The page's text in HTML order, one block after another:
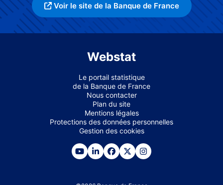
Voir le site de la Banque de France
Webstat
Le portail statistique
de la Banque de France
Nous contacter
Plan du site
Mentions légales
Protections des données personnelles
Gestion des cookies